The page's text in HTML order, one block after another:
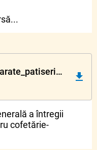
Prezentare_semipreparate_patiserie_FIX.pptx
a întregii
cofetărie-